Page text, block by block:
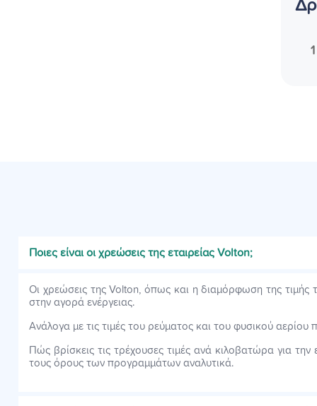
Ποιες είναι οι χρεώσεις της εταιρείας Volton;
Οι χρεώσεις της Volton, όπως και η διαμόρφωση της τιμής
στην αγορά ενέργειας.
Ανάλογα με τις τιμές του ρεύματος και του φυσικού
Πώς βρίσκεις τις τρέχουσες τιμές ανά κιλοβατώρα για
τους όρους των προγραμμάτων αναλυτικά.